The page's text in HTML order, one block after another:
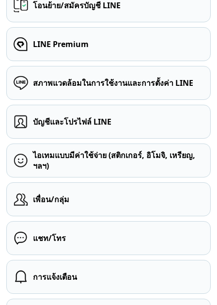
โอนย้าย/สมัครบัญชี LINE
LINE Premium
สภาพแวดล้อมในการใช้งานและการตั้งค่า LINE
บัญชีและโปรไฟล์ LINE
ไอเทมแบบมีค่าใช้จ่าย (สติกเกอร์, อิโมจิ, เหรียญ,
ฯลฯ)
เพื่อน/กลุ่ม
แชท/โทร
การแจ้งเตือน